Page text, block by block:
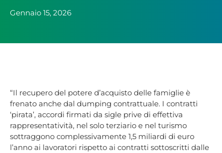
Gennaio 15, 2026
“Il recupero del potere d’acquisto delle famiglie è
frenato anche dal dumping contrattuale. I contratti
‘pirata’, accordi firmati da sigle prive di effettiva
rappresentatività, nel solo terziario e nel turismo
sottraggono complessivamente 1,5 miliardi di euro
l’anno ai lavoratori rispetto ai contratti sottoscritti dalle